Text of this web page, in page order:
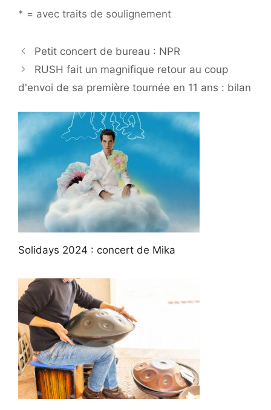
* = avec traits de soulignement
Petit concert de bureau : NPR
RUSH fait un magnifique retour au coup
d'envoi de sa première tournée en 11 ans : bilan
Solidays 2024 : concert de Mika